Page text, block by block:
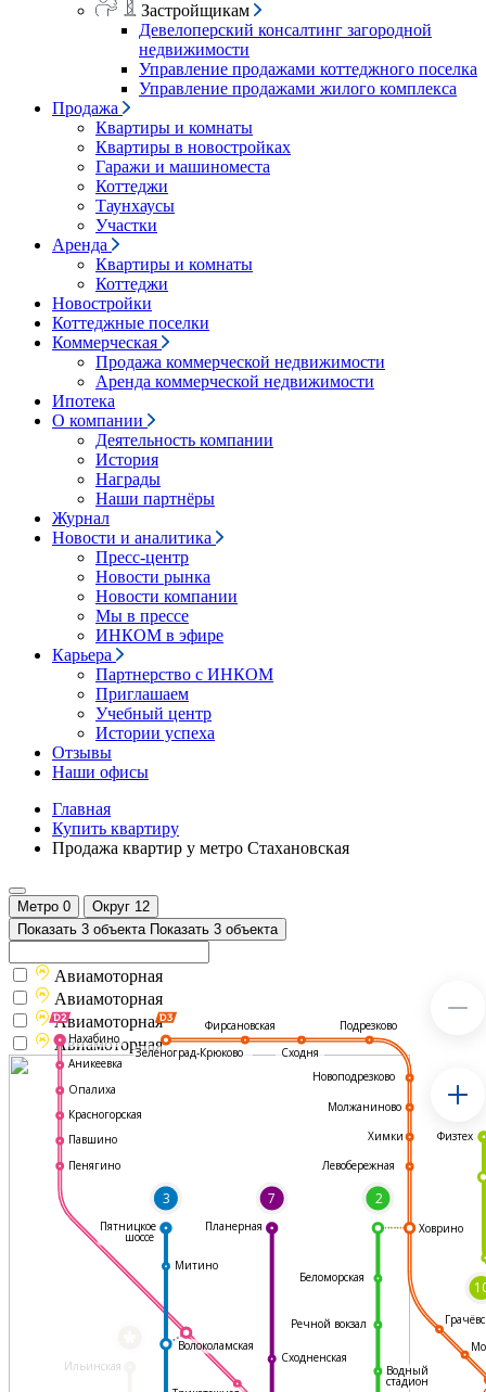
Застройщикам
Девелоперский консалтинг загородной
недвижимости
Управление продажами коттеджного поселка
Управление продажами жилого комплекса
Продажа
Квартиры и комнаты
Квартиры в новостройках
Гаражи и машиноместа
Коттеджи
Таунхаусы
Участки
Аренда
Квартиры и комнаты
Коттеджи
Новостройки
Коттеджные поселки
Коммерческая
Продажа коммерческой недвижимости
Аренда коммерческой недвижимости
Ипотека
О компании
Деятельность компании
История
Награды
Наши партнёры
Журнал
Новости и аналитика
Пресс-центр
Новости рынка
Новости компании
Мы в прессе
ИНКОМ в эфире
Карьера
Партнерство с ИНКОМ
Приглашаем
Учебный центр
Истории успеха
Отзывы
Наши офисы
Главная
Купить квартиру
Продажа квартир у метро Стахановская
Метро 0 Округ 12
Показать 3 объекта Показать 3 объекта
Ильинская
3 7 2
Фирсановская
Сходня
Подрезково
Новоподрезково
Молжаниново
Химки
Левобережная
Ховрино
Водный
стадион
Сходненская
Волоколамская
Митино
Нахабино
Аникеевка
Опалиха
Красногорская
Павшино
Пенягино
Пятницкое
шоссе
Планерная
Физтех
Речной вокзал
Беломорская
Зеленоград-Крюково
Авиамоторная
Авиамоторная
Авиамоторная
Авиамоторная